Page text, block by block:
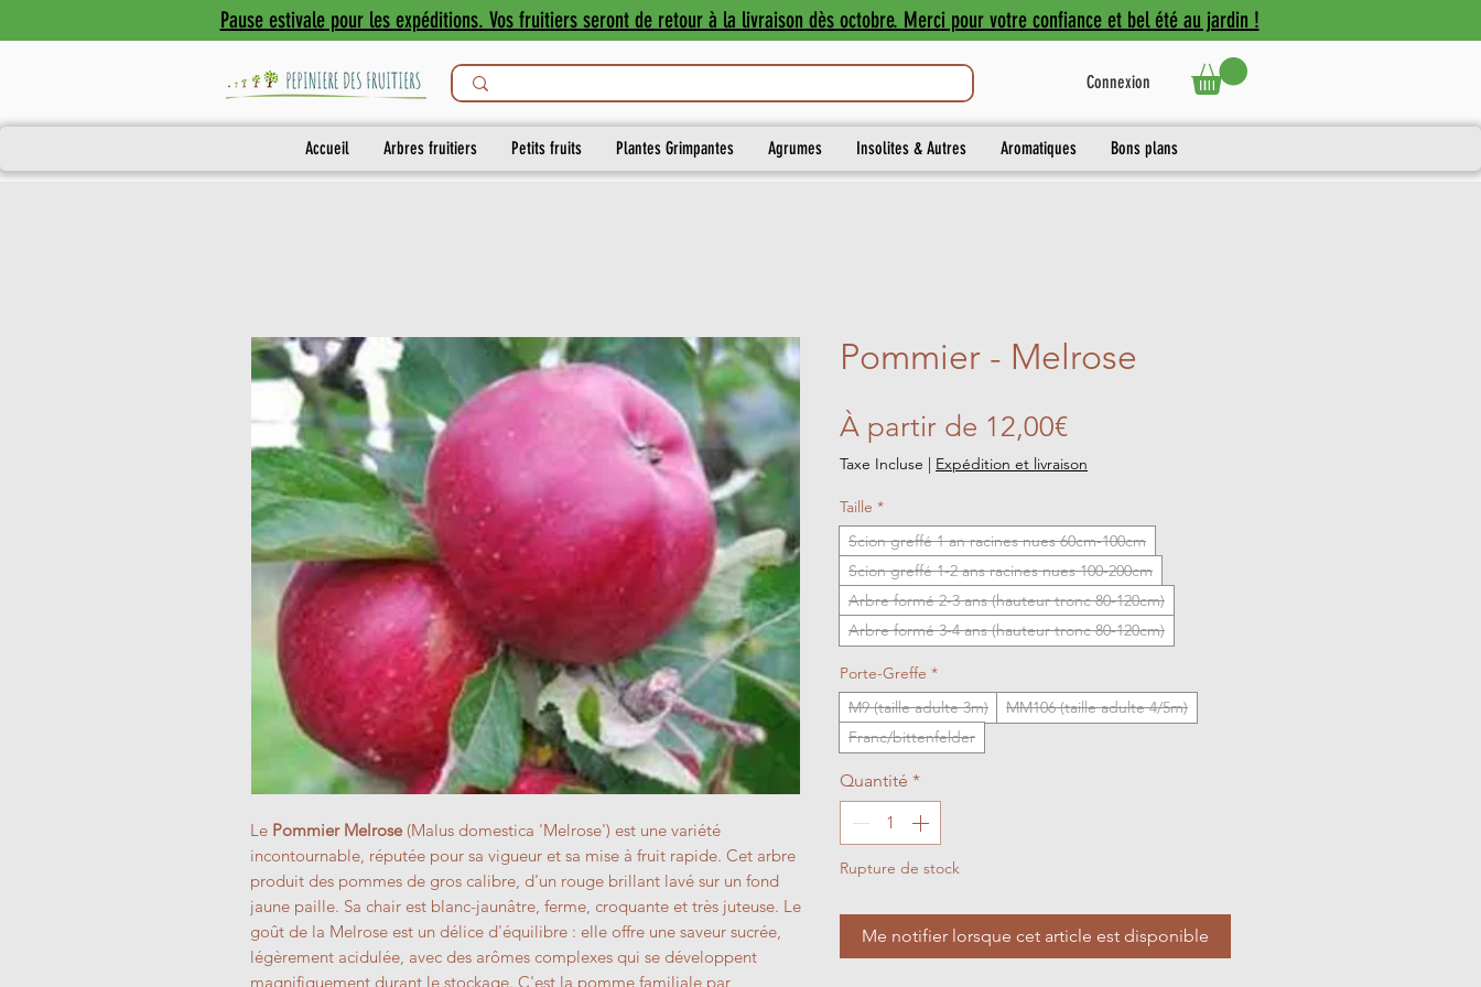
Pause estivale pour les expéditions. Vos fruitiers seront de retour à la livraison dès octobre. Merci pour votre confiance et bel été au jardin !
Connexion
Accueil Arbres fruitiers Petits fruits Plantes Grimpantes Agrumes Insolites & Autres Aromatiques Bons plans
Le Pommier Melrose (Malus domestica 'Melrose') est une variété
incontournable, réputée pour sa vigueur et sa mise à fruit rapide. Cet arbre
produit des pommes de gros calibre, d'un rouge brillant lavé sur un fond
jaune paille. Sa chair est blanc-jaunâtre, ferme, croquante et très juteuse. Le
goût de la Melrose est un délice d'équilibre : elle offre une saveur sucrée,
légèrement acidulée, avec des arômes complexes qui se développent
magnifiquement durant le stockage. C'est la pomme familiale par
Pommier - Melrose
À partir de 12,00€Prix
promotionnel
Taxe Incluse | Expédition et livraison
Taille *
Scion greffé 1 an racines nues 60cm-100cm
Scion greffé 1-2 ans racines nues 100-200cm
Arbre formé 2-3 ans (hauteur tronc 80-120cm)
Arbre formé 3-4 ans (hauteur tronc 80-120cm)
Porte-Greffe *
M9 (taille adulte 3m)
MM106 (taille adulte 4/5m)
Franc/bittenfelder
Quantité *
Rupture de stock
Me notifier lorsque cet article est disponible